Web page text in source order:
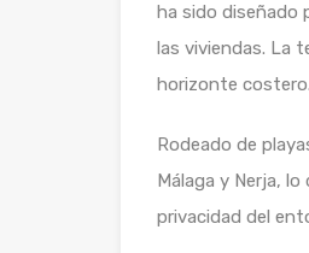
ha sido diseñado
las viviendas. La
horizonte costero.
Rodeado de
Málaga y Nerja,
privacidad del